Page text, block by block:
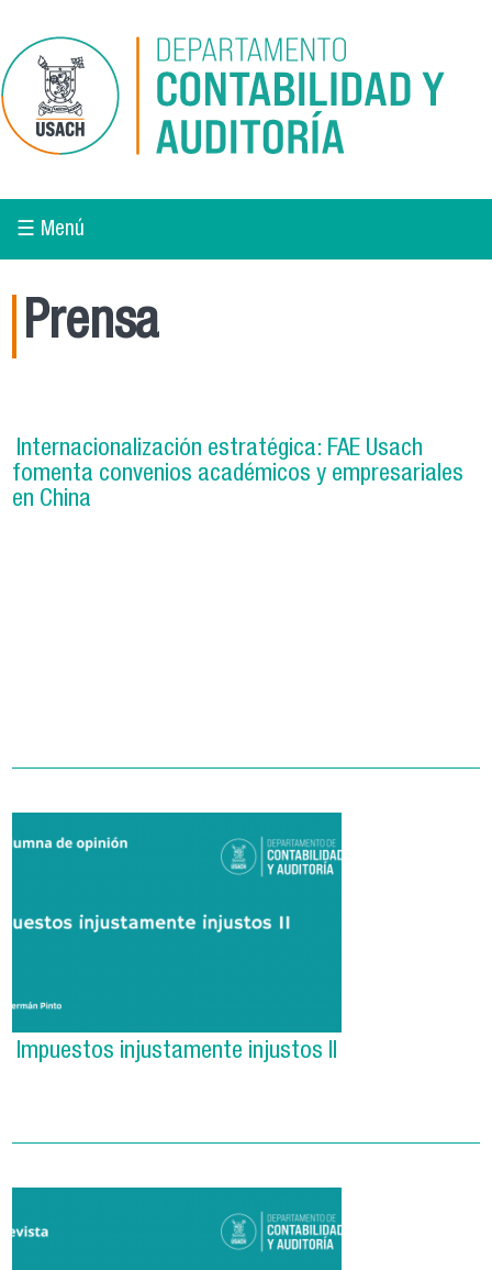
☰ Menú
Prensa
Internacionalización estratégica: FAE Usach
fomenta convenios académicos y empresariales
en China
Impuestos injustamente injustos II